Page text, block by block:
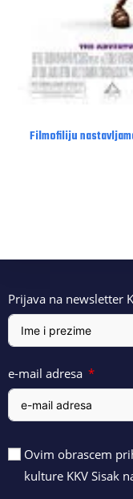
Filmofiliju
Prijava na newsletter
e-mail adresa
Ovim obrascem
kulture KKV Sisak